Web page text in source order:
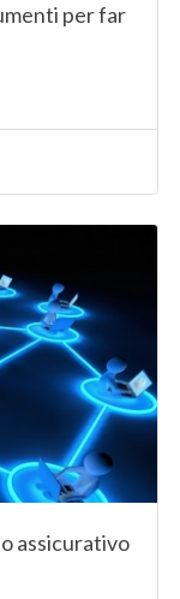
per far
assicurativo